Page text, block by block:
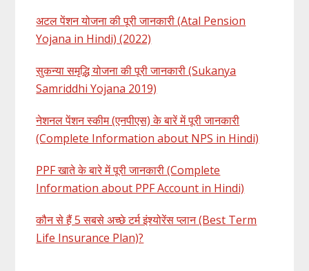
अटल पेंशन योजना की पूरी जानकारी (Atal Pension
Yojana in Hindi) (2022)
सुकन्या समृद्धि योजना की पूरी जानकारी (Sukanya
Samriddhi Yojana 2019)
नेशनल पेंशन स्कीम (एनपीएस) के बारें में पूरी जानकारी
(Complete Information about NPS in Hindi)
PPF खाते के बारे में पूरी जानकारी (Complete
Information about PPF Account in Hindi)
कौन से हैं 5 सबसे अच्छे टर्म इंश्योरेंस प्लान (Best Term
Life Insurance Plan)?